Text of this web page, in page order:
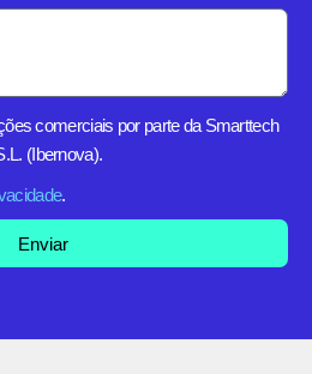
comerciais por parte da Smarttech
(Ibernova).
.
Enviar